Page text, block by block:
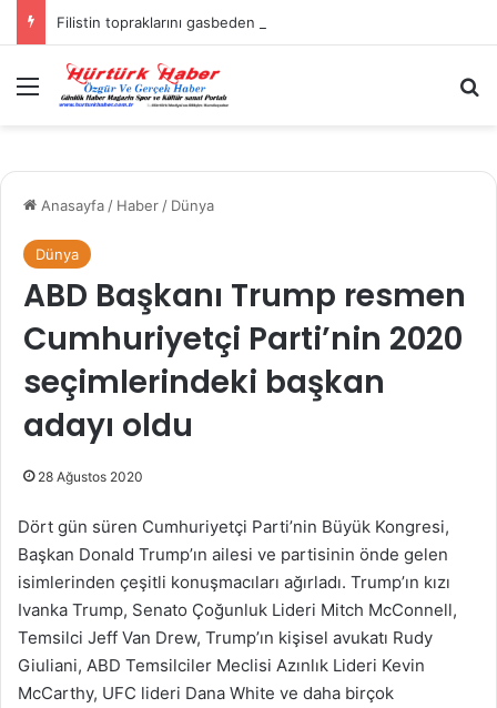
Menü
Anasayfa / Haber / Dünya
Dünya
ABD Başkanı Trump resmen
Cumhuriyetçi Parti’nin 2020
seçimlerindeki başkan
adayı oldu
28 Ağustos 2020
Dört gün süren Cumhuriyetçi Parti’nin Büyük Kongresi,
Başkan Donald Trump’ın ailesi ve partisinin önde gelen
isimlerinden çeşitli konuşmacıları ağırladı. Trump’ın kızı
Ivanka Trump, Senato Çoğunluk Lideri Mitch McConnell,
Temsilci Jeff Van Drew, Trump’ın kişisel avukatı Rudy
Giuliani, ABD Temsilciler Meclisi Azınlık Lideri Kevin
McCarthy, UFC lideri Dana White ve daha birçok